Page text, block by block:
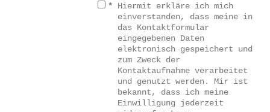
*
Hiermit erkläre ich mich
einverstanden, dass meine in
das Kontaktformular
eingegebenen Daten
elektronisch gespeichert und
zum Zweck der
Kontaktaufnahme verarbeitet
und genutzt werden. Mir ist
bekannt, dass ich meine
Einwilligung jederzeit